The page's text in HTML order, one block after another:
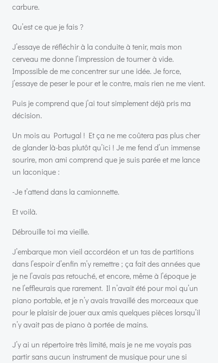
carbure.
Qu’est ce que je fais ?
J’essaye de réfléchir à la conduite à tenir, mais mon
cerveau me donne l’impression de tourner à vide.
Impossible de me concentrer sur une idée. Je force,
j’essaye de peser le pour et le contre, mais rien ne me vient.
Puis je comprend que j’ai tout simplement déjà pris ma
décision.
Un mois au Portugal ! Et ça ne me coûtera pas plus cher
de glander là-bas plutôt qu’ici ! Je me fend d’un immense
sourire, mon ami comprend que je suis parée et me lance
un laconique :
-Je t’attend dans la camionnette.
Et voilà.
Débrouille toi ma vieille.
J’embarque mon vieil accordéon et un tas de partitions
dans l’espoir d’enfin m’y remettre ; ça fait des années que
je ne l’avais pas retouché, et encore, même à l’époque je
ne l’effleurais que rarement. Il n’avait été pour moi qu’un
piano portable, et je n’y avais travaillé des morceaux que
pour le plaisir de jouer aux amis quelques pièces lorsqu’il
n’y avait pas de piano à portée de mains.
J’y ai un répertoire très limité, mais je ne me voyais pas
partir sans aucun instrument de musique pour une si